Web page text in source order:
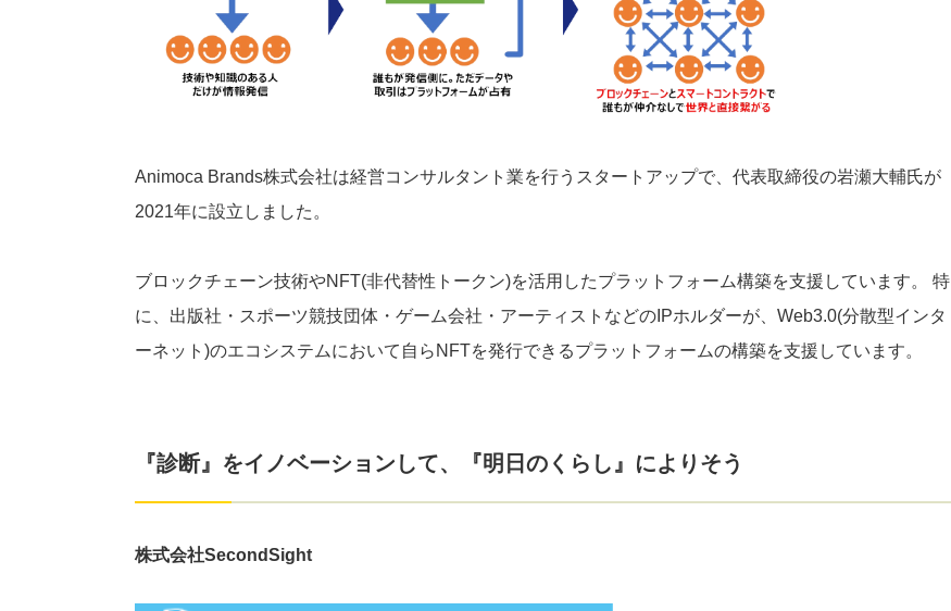
Animoca Brands株式会社は経営コンサルタント業を行うスタートアップで、代表取締役の岩瀬大輔氏が
2021年に設立しました。
ブロックチェーン技術やNFT(非代替性トークン)を活用したプラットフォーム構築を支援しています。 特
に、出版社・スポーツ競技団体・ゲーム会社・アーティストなどのIPホルダーが、Web3.0(分散型インタ
ーネット)のエコシステムにおいて自らNFTを発行できるプラットフォームの構築を支援しています。
『診断』をイノベーションして、『明日のくらし』によりそう
株式会社SecondSight